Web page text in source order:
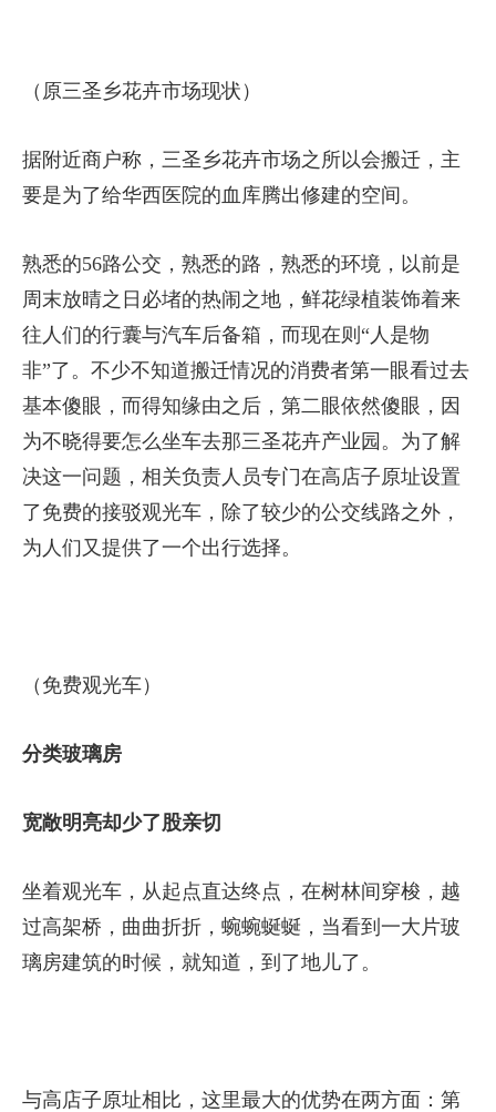
（原三圣乡花卉市场现状）
据附近商户称，三圣乡花卉市场之所以会搬迁，主
要是为了给华西医院的血库腾出修建的空间。
熟悉的56路公交，熟悉的路，熟悉的环境，以前是
周末放晴之日必堵的热闹之地，鲜花绿植装饰着来
往人们的行囊与汽车后备箱，而现在则“人是物
非”了。不少不知道搬迁情况的消费者第一眼看过去
基本傻眼，而得知缘由之后，第二眼依然傻眼，因
为不晓得要怎么坐车去那三圣花卉产业园。为了解
决这一问题，相关负责人员专门在高店子原址设置
了免费的接驳观光车，除了较少的公交线路之外，
为人们又提供了一个出行选择。
（免费观光车）
分类玻璃房
宽敞明亮却少了股亲切
坐着观光车，从起点直达终点，在树林间穿梭，越
过高架桥，曲曲折折，蜿蜿蜒蜒，当看到一大片玻
璃房建筑的时候，就知道，到了地儿了。
与高店子原址相比，这里最大的优势在两方面：第